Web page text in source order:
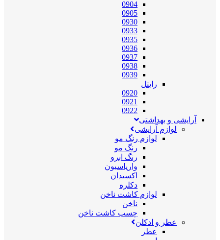
0904
0905
0930
0933
0935
0936
0937
0938
0939
رایتل
0920
0921
0922
آرایشی و بهداشتی
لوازم آرایشی
لوازم رنگ مو
رنگ مو
رنگ ابرو
واریاسیون
اکسیدان
دکلره
لوازم کاشت ناخن
ناخن
چسب کاشت ناخن
عطر و ادکلن
عطر